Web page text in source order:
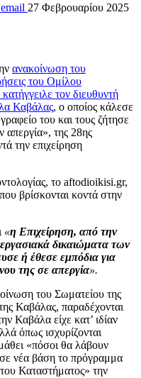
27 Φεβρουαρίου 2025
ανακοίνωση του
του Ομίλου
τον διευθυντή
Καβάλας, ο οποίος κάλεσε
του και τους ζήτησε
της 28ης
την επιχείρηση
το aftodioikisi.gr,
βρίσκονται κοντά στην
«η Επιχείρηση, από την
δικαιώματα των
ή έθεσε εμπόδια για
της σε απεργία».
του Σωματείου της
Καβάλας, παραδέχονται
Καβάλα είχε κατ’ ιδίαν
όπως ισχυρίζονται
«πόσοι θα λάβουν
νέα βάση το πρόγραμμα
Καταστήματος» την